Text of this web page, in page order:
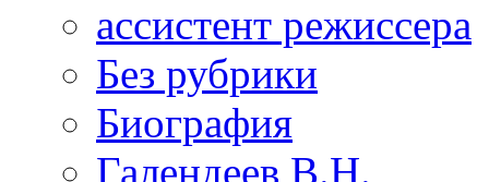
ассистент режиссера
Без рубрики
Биография
Галендеев В.Н.